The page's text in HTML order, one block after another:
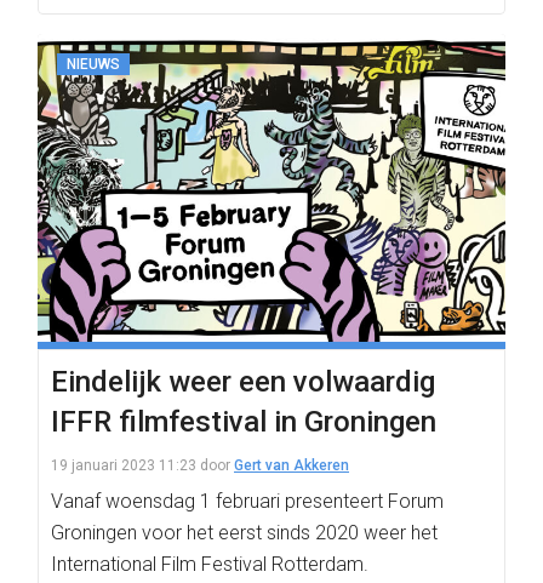
NIEUWS
Eindelijk weer een volwaardig
IFFR filmfestival in Groningen
19 januari 2023 11:23 door Gert van Akkeren
Vanaf woensdag 1 februari presenteert Forum
Groningen voor het eerst sinds 2020 weer het
International Film Festival Rotterdam.